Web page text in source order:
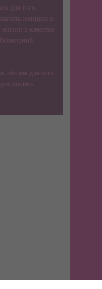
для того,
женщин в
в качестве
общем для всех